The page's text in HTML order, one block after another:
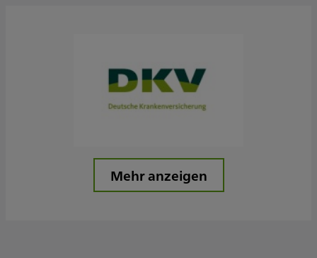
Mehr anzeigen